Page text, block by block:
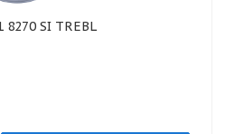
15 4X114.3 6.0 ET44 67.1 8270 SI TREBL